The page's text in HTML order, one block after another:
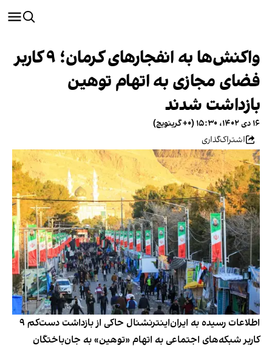
واکنش‌ها به انفجارهای کرمان؛ ۹ کاربر
فضای مجازی به اتهام توهین
بازداشت شدند
۱۶ دی ۱۴۰۲، ۱۵:۳۰ (‎+۰ گرینویچ)
اشتراک‌گذاری
اطلاعات رسیده به ایران‌اینترنشنال حاکی از بازداشت دست‌کم ۹
کاربر شبکه‌های اجتماعی به اتهام «توهین» به جان‌باختگان